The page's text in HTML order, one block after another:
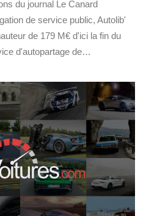
du journal Le Canard
de service public, Autolib'
de 179 M€ d'ici la fin du
d'autopartage de…